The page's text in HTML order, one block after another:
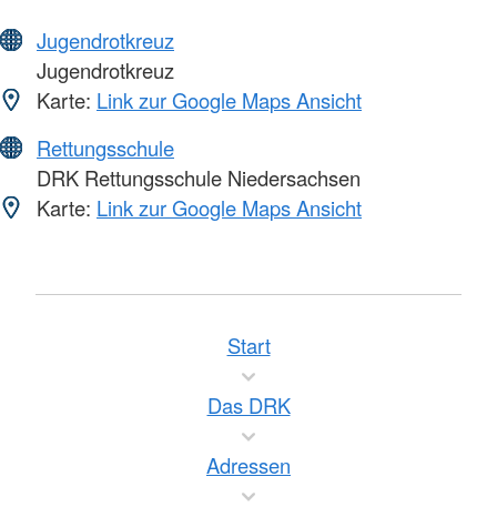
Jugendrotkreuz
Jugendrotkreuz
Karte: Link zur Google Maps Ansicht
Rettungsschule
DRK Rettungsschule Niedersachsen
Karte: Link zur Google Maps Ansicht
Start
Das DRK
Adressen